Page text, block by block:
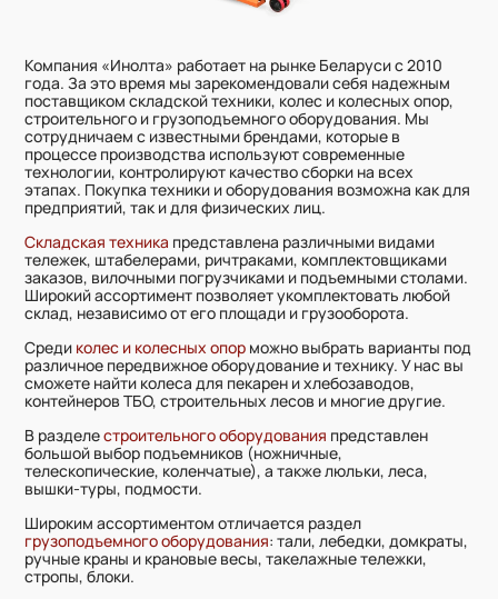
Компания «Инолта» работает на рынке Беларуси с 2010
года. За это время мы зарекомендовали себя надежным
поставщиком складской техники, колес и колесных опор,
строительного и грузоподъемного оборудования. Мы
сотрудничаем с известными брендами, которые в
процессе производства используют современные
технологии, контролируют качество сборки на всех
этапах. Покупка техники и оборудования возможна как для
предприятий, так и для физических лиц.
Складская техника представлена различными видами
тележек, штабелерами, ричтраками, комплектовщиками
заказов, вилочными погрузчиками и подъемными столами.
Широкий ассортимент позволяет укомплектовать любой
склад, независимо от его площади и грузооборота.
Среди колес и колесных опор можно выбрать варианты под
различное передвижное оборудование и технику. У нас вы
сможете найти колеса для пекарен и хлебозаводов,
контейнеров ТБО, строительных лесов и многие другие.
В разделестроительного оборудования представлен
большой выбор подъемников (ножничные,
телескопические, коленчатые), а также люльки, леса,
вышки-туры, подмости.
Широким ассортиментом отличается раздел
грузоподъемного оборудования: тали, лебедки, домкраты,
ручные краны и крановые весы, такелажные тележки,
стропы, блоки.